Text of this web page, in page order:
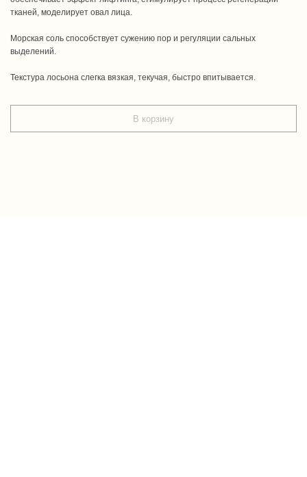
В корзину
тканей, моделирует овал лица.
Морская соль способствует сужению пор и регуляции сальных
выделений.
Текстура лосьона слегка вязкая, текучая, быстро впитывается.